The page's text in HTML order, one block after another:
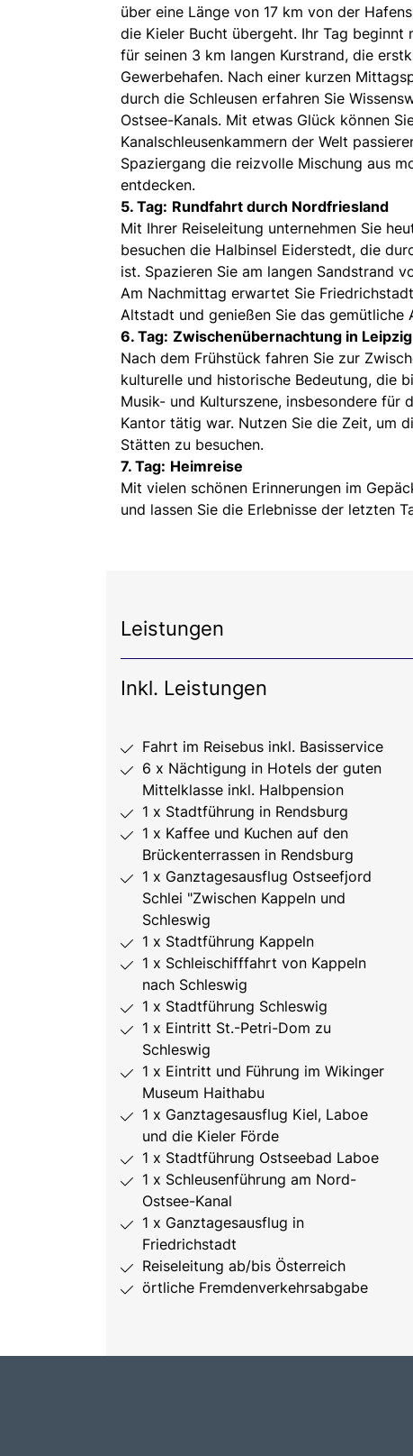
über eine Länge von 17 km von der
die Kieler Bucht übergeht. Ihr Tag
für seinen 3 km langen Kurstrand, die
Gewerbehafen. Nach einer kurzen
durch die Schleusen erfahren Sie
Ostsee-Kanals. Mit etwas Glück können
Kanalschleusenkammern der Welt
Spaziergang die reizvolle Mischung aus
entdecken.
5. Tag: Rundfahrt durch Nordfriesland
Mit Ihrer Reiseleitung unternehmen Sie
besuchen die Halbinsel Eiderstedt, die
ist. Spazieren Sie am langen Sandstrand
Am Nachmittag erwartet Sie
Altstadt und genießen Sie das gemütliche
6. Tag: Zwischenübernachtung in Leipzig
Nach dem Frühstück fahren Sie zur
kulturelle und historische Bedeutung, die
Musik- und Kulturszene, insbesondere für
Kantor tätig war. Nutzen Sie die Zeit, um
Stätten zu besuchen.
7. Tag: Heimreise
Mit vielen schönen Erinnerungen im
und lassen Sie die Erlebnisse der letzten
Leistungen
Inkl. Leistungen
Fahrt im Reisebus inkl. Basisservice
6 x Nächtigung in Hotels der guten
Mittelklasse inkl. Halbpension
1 x Stadtführung in Rendsburg
1 x Kaffee und Kuchen auf den
Brückenterrassen in Rendsburg
1 x Ganztagesausflug Ostseefjord
Schlei "Zwischen Kappeln und
Schleswig
1 x Stadtführung Kappeln
1 x Schleischifffahrt von Kappeln
nach Schleswig
1 x Stadtführung Schleswig
1 x Eintritt St.-Petri-Dom zu
Schleswig
1 x Eintritt und Führung im Wikinger
Museum Haithabu
1 x Ganztagesausflug Kiel, Laboe
und die Kieler Förde
1 x Stadtführung Ostseebad Laboe
1 x Schleusenführung am Nord-
Ostsee-Kanal
1 x Ganztagesausflug in
Friedrichstadt
Reiseleitung ab/bis Österreich
örtliche Fremdenverkehrsabgabe